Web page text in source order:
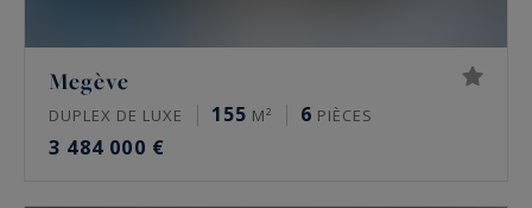
Megève
DUPLEX DE LUXE 155 M² 6 PIÈCES
3 484 000 €